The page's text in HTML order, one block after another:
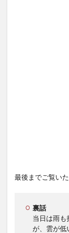
最後までご覧い
裏話
当日は雨も
が、雲が